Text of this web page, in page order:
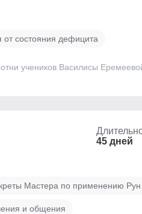
от состояния дефицита
учеников Василисы
45 дней
Мастера по применению
и общения